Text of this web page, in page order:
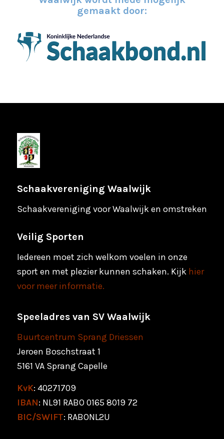
gemaakt door:
Schaakvereniging Waalwijk
Schaakvereniging voor Waalwijk en omstreken
Veilig Sporten
Iedereen moet zich welkom voelen in onze
sport en met plezier kunnen schaken. Kijk hier
voor meer informatie.
Speeladres van SV Waalwijk
Buurtcentrum Sprang Driessen
Jeroen Boschstraat 1
5161 VA Sprang Capelle
KvK: 40271709
IBAN: NL91 RABO 0165 8019 72
BIC/SWIFT: RABONL2U